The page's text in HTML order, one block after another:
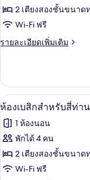
ของ
ห้อง
คลาส
ก
ทวิน
2 เตียงสองชั้นขนาด
Wi-Fi ฟรี
รายละเอียดเพิ่มเติม
ราย
เกี่ยว
กับ
ห้อง
สิ
ก
น
เปิด
ภาพถ่าย
ทั้งหมด
ของ
ห้อง
2
ห้องเบสิกสำหรับสี่ท่าน
1 ห้องนอน
พักได้ 4 คน
2 เตียงสองชั้นขนาด
Wi-Fi ฟรี